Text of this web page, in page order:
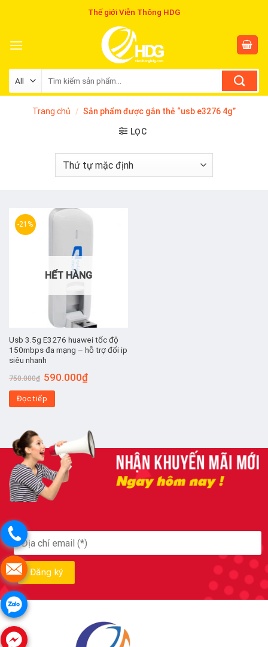
Thế giới Viễn Thông HDG
Trang chủ / Sản phẩm được gắn thẻ “usb e3276 4g”
LỌC
-21%
HẾT HÀNG
Usb 3.5g E3276 huawei tốc độ
150mbps đa mạng – hỗ trợ đổi ip
siêu nhanh
750.000₫ Giá
gốc
là:
750.000₫.
590.000₫Giá
Đọc tiếp